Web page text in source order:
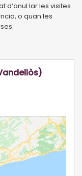
d’anul·lar les visites
o quan les